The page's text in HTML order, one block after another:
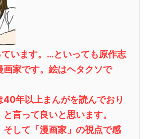
います。…といっても原作志
画家です。絵はヘタクソで
40年以上まんがを読んでおり
と言って良いと思います。
そして「漫画家」の視点で感